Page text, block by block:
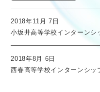
2018年11月 7日
小坂井高等学校インターンシ
2018年8月 6日
西春高等学校インターンシッ